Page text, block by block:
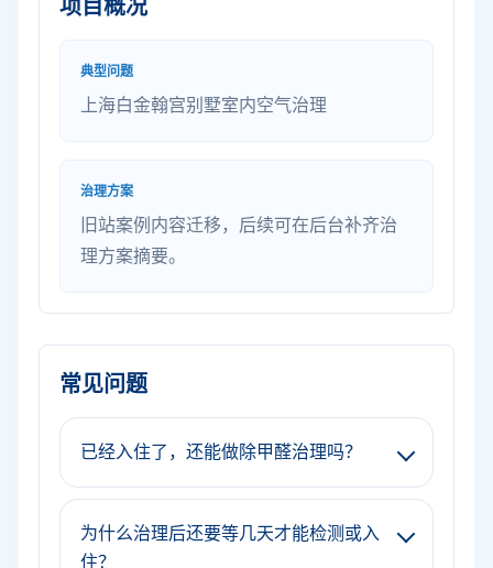
项目概况
典型问题
上海白金翰宫别墅室内空气治理
治理方案
旧站案例内容迁移，后续可在后台补齐治
理方案摘要。
常见问题
已经入住了，还能做除甲醛治理吗？
为什么治理后还要等几天才能检测或入
住？